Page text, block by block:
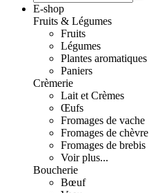
E-shop
Fruits & Légumes
Fruits
Légumes
Plantes aromatiques
Paniers
Crèmerie
Lait et Crèmes
Œufs
Fromages de vache
Fromages de chèvre
Fromages de brebis
Voir plus...
Boucherie
Bœuf